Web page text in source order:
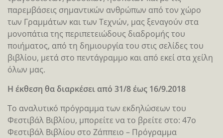
παρεμβάσεις σημαντικών ανθρώπων από τον χώρο
των Γραμμάτων και των Τεχνών, μας ξεναγούν στα
μονοπάτια της περιπετειώδους διαδρομής του
ποιήματος, από τη δημιουργία του στις σελίδες του
βιβλίου, μετά στο πεντάγραμμο και από εκεί στα χείλη
όλων μας.
Η έκθεση θα διαρκέσει από 31/8 έως 16/9.2018
Το αναλυτικό πρόγραμμα των εκδηλώσεων του
Φεστιβάλ Βιβλίου, μπορείτε να το βρείτε στο: 47ο
Φεστιβάλ Βιβλίου στο Ζάππειο – Πρόγραμμα